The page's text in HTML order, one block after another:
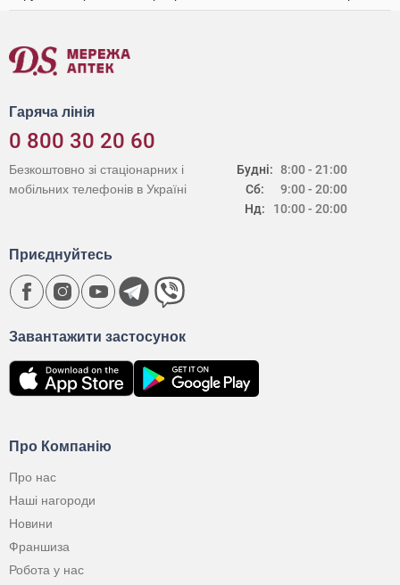
Гаряча лінія
0 800 30 20 60
Будні:
Сб:
Нд:
8:00 - 21:00
9:00 - 20:00
10:00 - 20:00
Безкоштовно зі стаціонарних і
мобільних телефонів в Україні
Про Компанію
Про нас
Наші нагороди
Новини
Франшиза
Робота у нас
Завантажити застосунок
Приєднуйтесь